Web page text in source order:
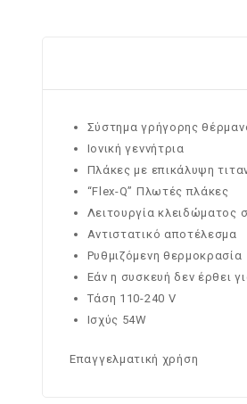
Σύστημα γρήγορης
Ιονική γεννήτρια
Πλάκες με επικάλυψη
“Flex-Q” Πλωτές πλάκες
Λειτουργία κλειδώματος
Αντιστατικό αποτέλεσμα
Ρυθμιζόμενη θερμοκρασία
Εάν η συσκευή δεν έρθει
Τάση 110-240 V
Ισχύς 54W
Επαγγελματική χρήση